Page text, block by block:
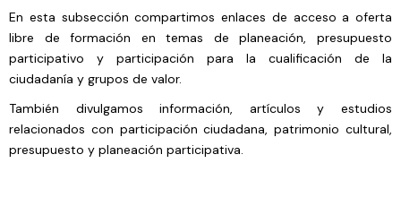
En esta subsección compartimos enlaces de acceso a oferta
libre de formación en temas de planeación, presupuesto
participativo y participación para la cualificación de la
ciudadanía y grupos de valor.
También divulgamos información, artículos y estudios
relacionados con participación ciudadana, patrimonio cultural,
presupuesto y planeación participativa.